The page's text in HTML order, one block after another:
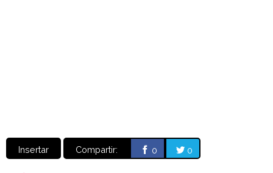
Insertar Compartir: 0 0